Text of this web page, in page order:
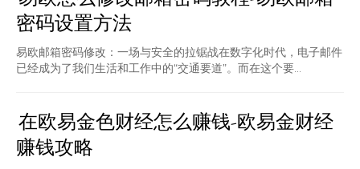
密码设置方法
易欧邮箱密码修改：一场与安全的拉锯战在数字化时代，电子邮件
已经成为了我们生活和工作中的“交通要道”。而在这个要...
在欧易金色财经怎么赚钱-欧易金财经
赚钱攻略